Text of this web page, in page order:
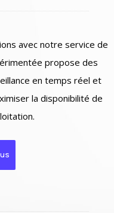
avec notre service de
propose des
en temps réel et
la disponibilité de